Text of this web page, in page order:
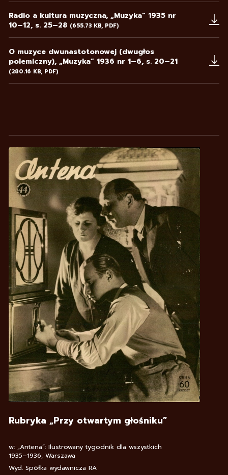
Radio a kultura muzyczna, „Muzyka” 1935 nr
10–12, s. 25–28 (655.73 KB, PDF)
Uwaga, link zostanie otwarty w nowym oknie
O muzyce dwunastotonowej (dwugłos
polemiczny), „Muzyka” 1936 nr 1–6, s. 20–21
(280.16 KB, PDF)
Uwaga, link zostanie otwarty w nowym oknie
Rubryka „Przy otwartym głośniku”
w: „Antena”: Ilustrowany tygodnik dla wszystkich
1935–1936, Warszawa
Wyd. Spółka wydawnicza RA